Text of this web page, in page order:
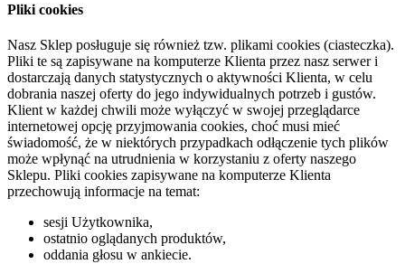
Pliki cookies
Nasz Sklep posługuje się również tzw. plikami cookies (ciasteczka).
Pliki te są zapisywane na komputerze Klienta przez nasz serwer i
dostarczają danych statystycznych o aktywności Klienta, w celu
dobrania naszej oferty do jego indywidualnych potrzeb i gustów.
Klient w każdej chwili może wyłączyć w swojej przeglądarce
internetowej opcję przyjmowania cookies, choć musi mieć
świadomość, że w niektórych przypadkach odłączenie tych plików
może wpłynąć na utrudnienia w korzystaniu z oferty naszego
Sklepu. Pliki cookies zapisywane na komputerze Klienta
przechowują informacje na temat:
sesji Użytkownika,
ostatnio oglądanych produktów,
oddania głosu w ankiecie.